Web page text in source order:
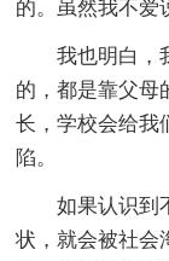
的。虽然我不爱
我也明白，
的，都是靠父母
长，学校会给我
陷。
如果认识到
状，就会被社会